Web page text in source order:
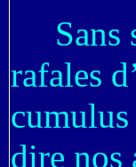
Sans
rafales
dire nos